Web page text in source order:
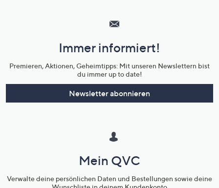
Unternehmensinformationen
Immer informiert!
Premieren, Aktionen, Geheimtipps: Mit unseren Newslettern bist
du immer up to date!
Newsletter abonnieren
Mein QVC
Verwalte deine persönlichen Daten und Bestellungen sowie deine